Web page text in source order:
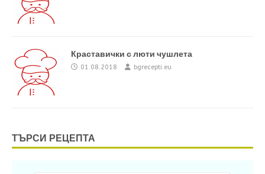
Краставички с люти чушлета
01.08.2018 bgrecepti.eu
ТЪРСИ РЕЦЕПТА